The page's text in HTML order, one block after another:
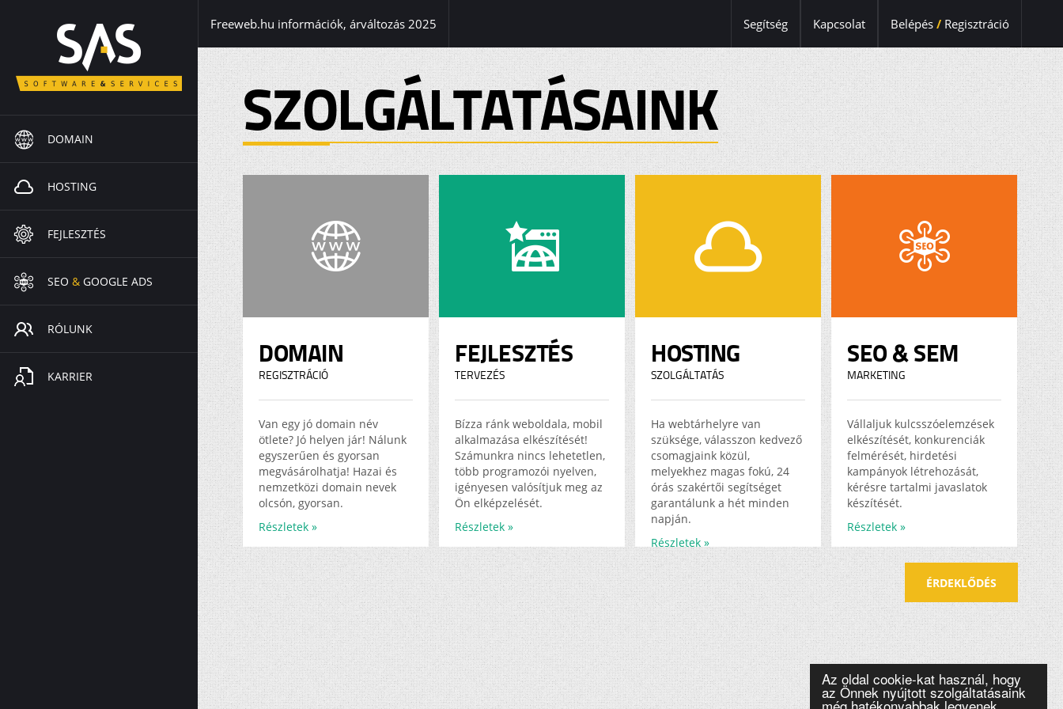
Az oldal cookie-kat használ, hogy
az Önnek nyújtott szolgáltatásaink
DOMAIN
HOSTING
FEJLESZTÉS
SEO & GOOGLE ADS
RÓLUNK
KARRIER
Freeweb.hu információk, árváltozás 2025 Segítség Kapcsolat Belépés /Regisztráció
SZOLGÁLTATÁSAINK
DOMAIN
REGISZTRÁCIÓ
Van egy jó domain név
ötlete? Jó helyen jár! Nálunk
egyszerűen és gyorsan
megvásárolhatja! Hazai és
nemzetközi domain nevek
olcsón, gyorsan.
Részletek »
FEJLESZTÉS
TERVEZÉS
Bízza ránk weboldala, mobil
alkalmazása elkészítését!
Számunkra nincs lehetetlen,
több programozói nyelven,
igényesen valósítjuk meg az
Ön elképzelését.
Részletek »
HOSTING
SZOLGÁLTATÁS
Ha webtárhelyre van
szüksége, válasszon kedvező
csomagjaink közül,
melyekhez magas fokú, 24
órás szakértői segítséget
garantálunk a hét minden
napján.
Részletek »
SEO & SEM
MARKETING
Vállaljuk kulcsszóelemzések
elkészítését, konkurenciák
felmérését, hirdetési
kampányok létrehozását,
kérésre tartalmi javaslatok
készítését.
Részletek »
ÉRDEKLŐDÉS